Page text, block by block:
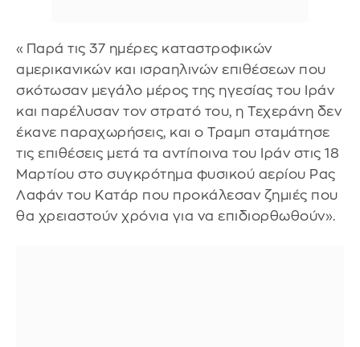
«Παρά τις 37 ημέρες καταστροφικών
αμερικανικών και ισραηλινών επιθέσεων που
σκότωσαν μεγάλο μέρος της ηγεσίας του Ιράν
και παρέλυσαν τον στρατό του, η Τεχεράνη δεν
έκανε παραχωρήσεις, και ο Τραμπ σταμάτησε
τις επιθέσεις μετά τα αντίποινα του Ιράν στις 18
Μαρτίου στο συγκρότημα φυσικού αερίου Ρας
Λαφάν του Κατάρ που προκάλεσαν ζημιές που
θα χρειαστούν χρόνια για να επιδιορθωθούν».